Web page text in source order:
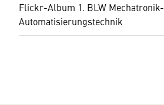
Flickr-Album 1. BLW Mechatronik-
Automatisierungstechnik